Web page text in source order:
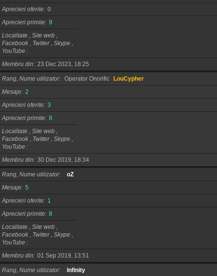
Aprecieri oferite 0
Aprecieri primite 9
Localitate , Site web ,
Facebook , Twitter , Skype ,
YouTube
Membru din
23 Dec 2023, 18:25
Rang, Nume utilizator Operator Onorific LouCypher
Mesaje 2
Aprecieri oferite 3
Aprecieri primite 8
Localitate , Site web ,
Facebook , Twitter , Skype ,
YouTube
Membru din
30 Dec 2019, 18:34
Rang, Nume utilizator
oZ
Mesaje 5
Aprecieri oferite
1
Aprecieri primite 8
Localitate , Site web ,
Facebook , Twitter , Skype ,
YouTube
Membru din
01 Sep 2019, 13:51
Rang, Nume utilizator
Infinity